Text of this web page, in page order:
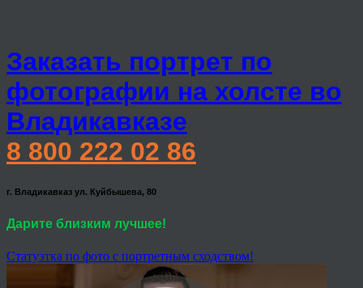
Заказать портрет по
фотографии на холсте во
Владикавказе
8 800 222 02 86
г. Владикавказ ул. Куйбышева, 80
Дарите близким лучшее!
Статуэтка по фото с портретным сходством!